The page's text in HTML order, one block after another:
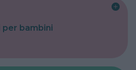
per bambini